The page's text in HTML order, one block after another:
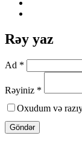
Rəy yaz
Ad *
Rəyiniz *
Oxudum və
Göndər